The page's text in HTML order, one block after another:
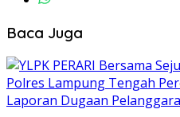
Baca Juga